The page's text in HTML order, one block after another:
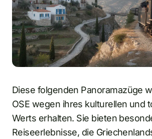
Diese folgenden Panoramazüge
OSE wegen ihres kulturellen und
Werts erhalten. Sie bieten
Reiseerlebnisse, die